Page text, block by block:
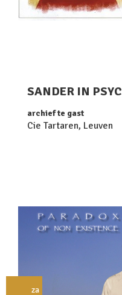
SANDER IN
archief te gast
Cie Tartaren, Leuven
za